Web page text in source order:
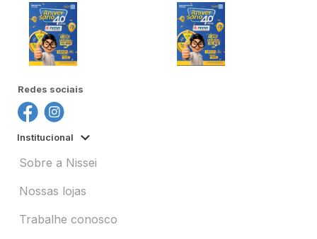
Redes sociais
Institucional
Sobre a Nissei
Nossas lojas
Trabalhe conosco